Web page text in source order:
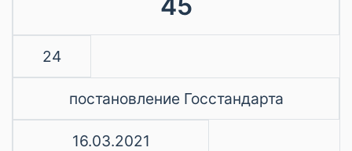
24
постановление Госстандарта
16.03.2021